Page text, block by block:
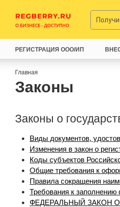
Главная
Законы
Законы о
Виды документов,
Изменения в закон о
Коды субъектов
Общие требования к
Правила сокращения
Требования к
ФЕДЕРАЛЬНЫЙ ЗАКОН
РЕГИСТРАЦИЯ ООО/ИП